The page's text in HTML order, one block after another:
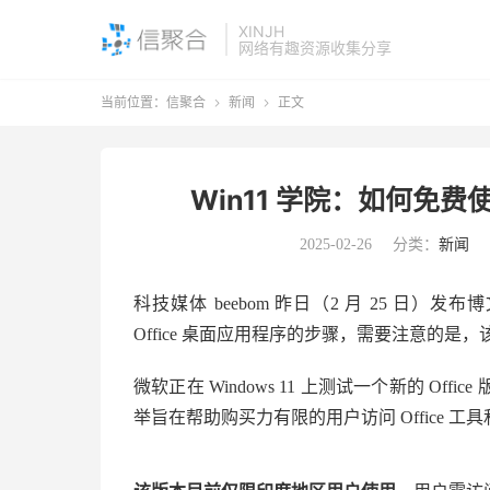
XINJH
网络有趣资源收集分享
当前位置： 信聚合  新闻  正文
Win11 学院：如何免费
2025-02-26 分类： 新闻
科技媒体 beebom 昨日（2 月 25 日）发布
Office 桌面应用程序的步骤，需要注意的是，
微软正在 Windows 11 上测试一个新的
举旨在帮助购买力有限的用户访问 Office 工